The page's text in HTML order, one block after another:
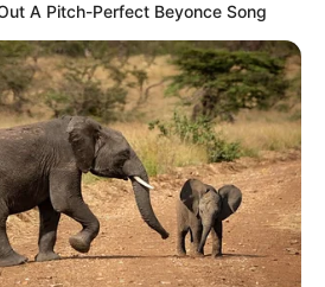
A Pitch-Perfect Beyonce Song